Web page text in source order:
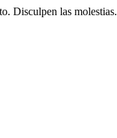
Disculpen las molestias.